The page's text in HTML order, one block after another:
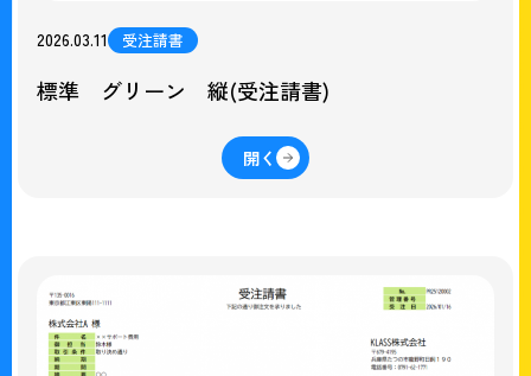
2026.03.11 受注請書
標準 グリーン 縦(受注請書)
開く